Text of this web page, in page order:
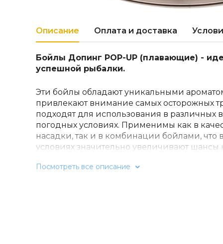
Описание Оплата и доставка
Бойлы Допинг POP-UP (плавающие) -
успешной рыбалки.
Эти бойлы обладают уникальными
привлекают внимание самых осторожных
подходят для использования в различных
погодных условиях. Применимы как в
насадки, так и в комбинации бойлами, что
условиях значительно увеличивают
делает их очень эффективными при ловле
Посмотреть все описание